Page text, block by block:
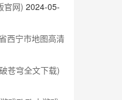
官网) 2024-05-
西宁市地图高清
苍穹全文下载)